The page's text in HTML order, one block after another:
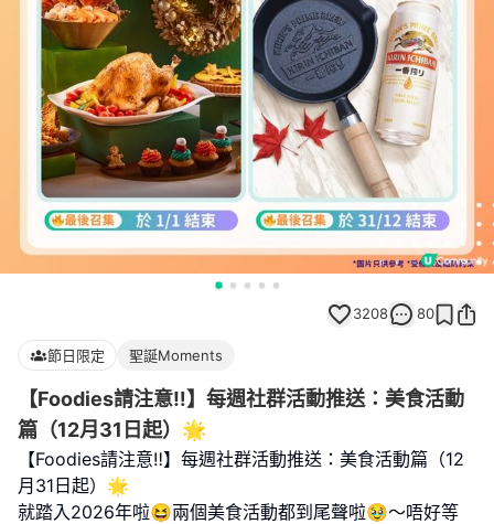
3208 80
節日限定 聖誕Moments
【Foodies請注意‼️】每週社群活動推送：美食活動
篇（12月31日起）🌟
【Foodies請注意‼️】每週社群活動推送：美食活動篇（12
月31日起）🌟
就踏入2026年啦😆兩個美食活動都到尾聲啦🥹～唔好等